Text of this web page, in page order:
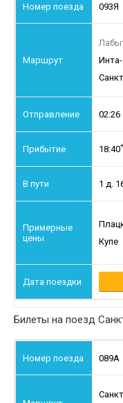
093Я
Инта-
02:26
18:40
1 д.
Купе
Билеты на поезд
089А